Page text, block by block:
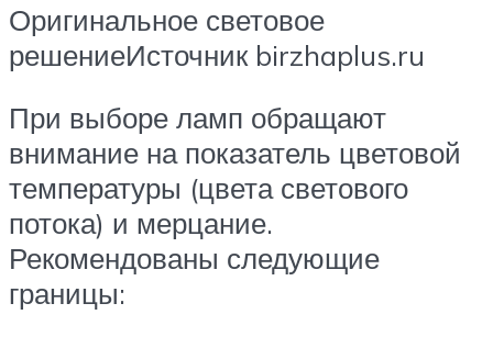
Оригинальное световое
решениеИсточник birzhaplus.ru
При выборе ламп обращают
внимание на показатель цветовой
температуры (цвета светового
потока) и мерцание.
Рекомендованы следующие
границы: